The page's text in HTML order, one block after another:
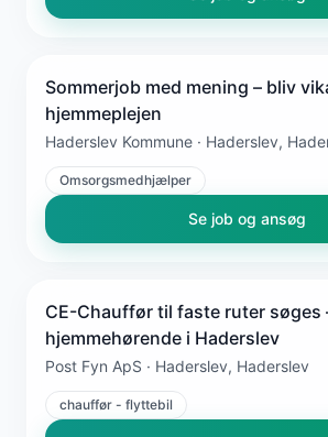
Sommerjob med mening – bliv
hjemmeplejen
Haderslev Kommune · Haderslev,
Omsorgsmedhjælper
Se job og ansøg
CE-Chauffør til faste ruter søges
hjemmehørende i Haderslev
Post Fyn ApS · Haderslev, Haderslev
chauffør - flyttebil